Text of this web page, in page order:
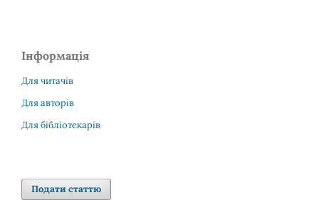
Інформація
Для читачів
Для авторів
Для бібліотекарів
Подати статтю